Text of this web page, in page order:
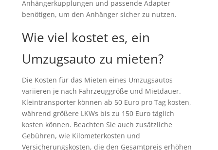
Anhängerkupplungen und passende Adapter
benötigen, um den Anhänger sicher zu nutzen.
Wie viel kostet es, ein
Umzugsauto zu mieten?
Die Kosten für das Mieten eines Umzugsautos
variieren je nach Fahrzeuggröße und Mietdauer.
Kleintransporter können ab 50 Euro pro Tag kosten,
während größere LKWs bis zu 150 Euro täglich
kosten können. Beachten Sie auch zusätzliche
Gebühren, wie Kilometerkosten und
Versicherungskosten, die den Gesamtpreis erhöhen